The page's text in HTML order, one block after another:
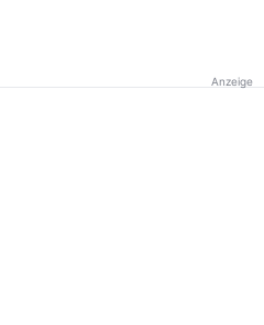
Anzeige